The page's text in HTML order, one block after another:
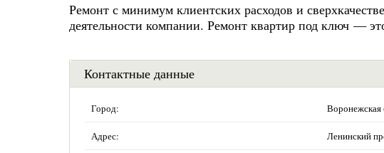
Ремонт с минимум клиентских расходов и
деятельности компании. Ремонт квартир под ключ —
Контактные данные
Город: Воронежская
Адрес: Ленинский